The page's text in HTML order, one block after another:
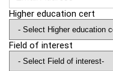
Higher education cert
Field of interest